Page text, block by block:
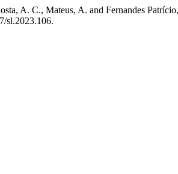
A. C., Mateus, A. and Fernandes
sl.2023.106.